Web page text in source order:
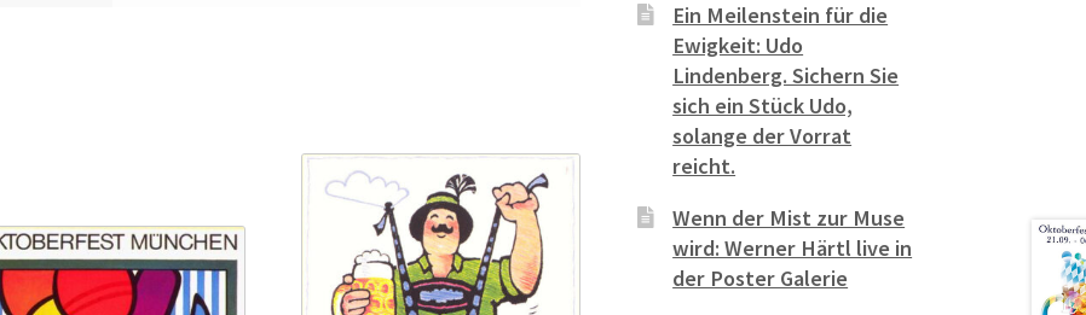
Ein Meilenstein für die
Ewigkeit: Udo
Lindenberg. Sichern Sie
sich ein Stück Udo,
solange der Vorrat
reicht.
Wenn der Mist zur Muse
wird: Werner Härtl live in
der Poster Galerie